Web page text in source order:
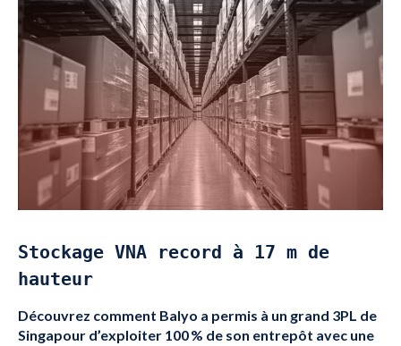
Stockage VNA record à 17 m de
hauteur
Découvrez comment Balyo a permis à un grand 3PL de
Singapour d’exploiter 100 % de son entrepôt avec une